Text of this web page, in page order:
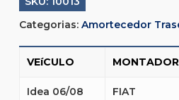
Categorias: Amortecedor
VEíCULO
Idea 06/08 FIAT